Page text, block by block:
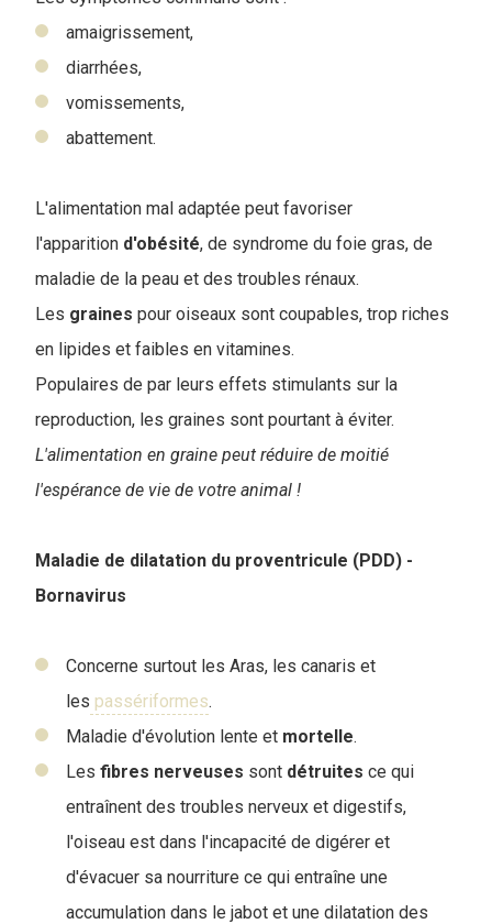
amaigrissement,
diarrhées,
vomissements,
abattement.
L'alimentation mal adaptée peut favoriser
l'apparition d'obésité, de syndrome du foie gras, de
maladie de la peau et des troubles rénaux.
Les graines pour oiseaux sont coupables, trop riches
en lipides et faibles en vitamines.
Populaires de par leurs effets stimulants sur la
reproduction, les graines sont pourtant à éviter.
L'alimentation en graine peut réduire de moitié
l'espérance de vie de votre animal !
Maladie de dilatation du proventricule (PDD) -
Bornavirus
Concerne surtout les Aras, les canaris et
les passériformes.
Maladie d'évolution lente et mortelle.
Les fibres nerveuses sont détruites ce qui
entraînent des troubles nerveux et digestifs,
l'oiseau est dans l'incapacité de digérer et
d'évacuer sa nourriture ce qui entraîne une
accumulation dans le jabot et une dilatation des